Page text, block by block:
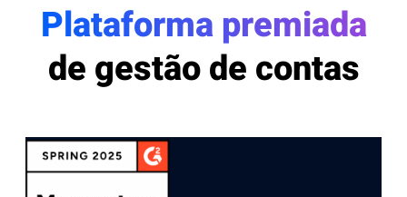
Plataforma premiada
de gestão de contas